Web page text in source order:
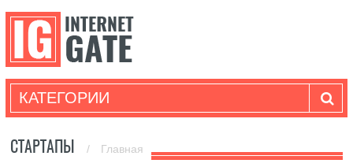
КАТЕГОРИИ
СТАРТАПЫ / Главная